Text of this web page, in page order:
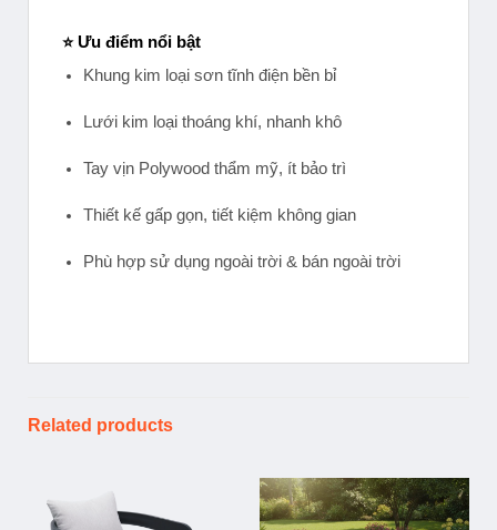
⭐ Ưu điểm nổi bật
Khung kim loại sơn tĩnh điện bền bỉ
Lưới kim loại thoáng khí, nhanh khô
Tay vịn Polywood thẩm mỹ, ít bảo trì
Thiết kế gấp gọn, tiết kiệm không gian
Phù hợp sử dụng ngoài trời & bán ngoài trời
Related products